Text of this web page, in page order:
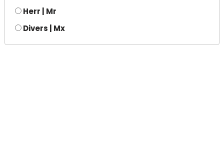
Herr | Mr
Divers | Mx